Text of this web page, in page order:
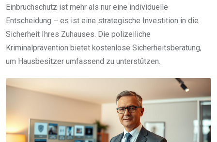
Einbruchschutz ist mehr als nur eine individuelle
Entscheidung – es ist eine strategische Investition in die
Sicherheit Ihres Zuhauses. Die polizeiliche
Kriminalprävention bietet kostenlose Sicherheitsberatung,
um Hausbesitzer umfassend zu unterstützen.